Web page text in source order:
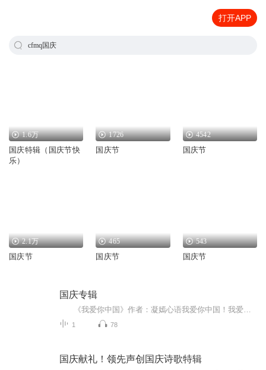
打开APP
cfmq国庆
1.6万
国庆特辑（国庆节快
乐）
1726
国庆节
4542
国庆节
2.1万
国庆节
465
国庆节
543
国庆节
国庆专辑
1 78
国庆献礼！领先声创国庆诗歌特辑